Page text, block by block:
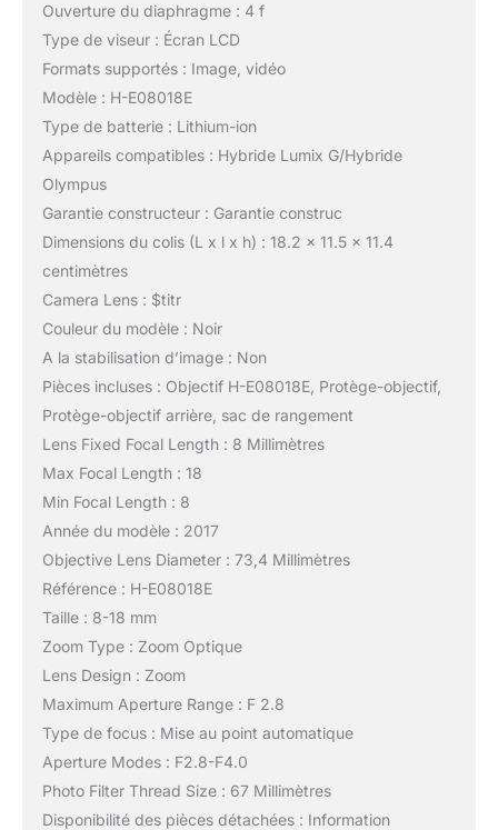
Ouverture du diaphragme : 4 f
Type de viseur : Écran LCD
Formats supportés : Image, vidéo
Modèle : H-E08018E
Type de batterie : Lithium-ion
Appareils compatibles : Hybride Lumix G/Hybride
Olympus
Garantie constructeur : Garantie construc
Dimensions du colis (L x l x h) : 18.2 x 11.5 x 11.4
centimètres
Camera Lens : $titr
Couleur du modèle : Noir
A la stabilisation d’image : Non
Pièces incluses : Objectif H-E08018E, Protège-objectif,
Protège-objectif arrière, sac de rangement
Lens Fixed Focal Length : 8 Millimètres
Max Focal Length : 18
Min Focal Length : 8
Année du modèle : 2017
Objective Lens Diameter : 73,4 Millimètres
Référence : H-E08018E
Taille : 8-18 mm
Zoom Type : Zoom Optique
Lens Design : Zoom
Maximum Aperture Range : F 2.8
Type de focus : Mise au point automatique
Aperture Modes : F2.8-F4.0
Photo Filter Thread Size : 67 Millimètres
Disponibilité des pièces détachées : Information